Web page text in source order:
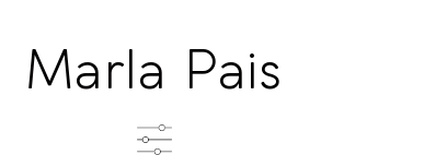
Marla Pais